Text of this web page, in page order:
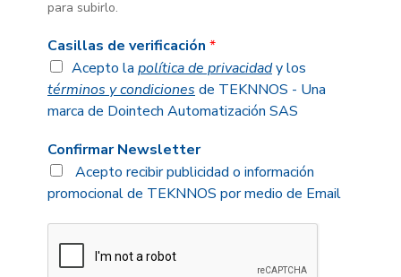
para subirlo.
Casillas de verificación *
Acepto la política de privacidady los
términos y condiciones de TEKNNOS - Una
marca de Dointech Automatización SAS
Confirmar Newsletter
Acepto recibir publicidad o información
promocional de TEKNNOS por medio de Email